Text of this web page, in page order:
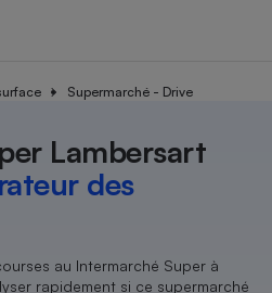
Supermarché - Drive
Lambersart
des
au Intermarché Super à
rapidement si ce supermarché
Additifs
Organismes de défense
Système judiciaire
Achat - Vente - Travaux
Location
électrique
Démarche administrative
Senior
Train
Transport aérien